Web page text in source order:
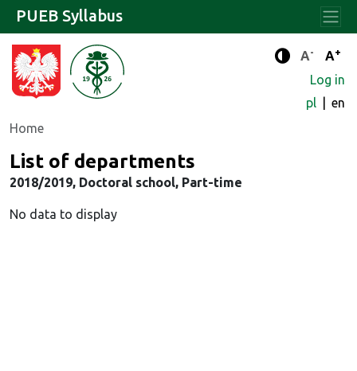
Enhanced
A- A+
Log in
pl
en
Home
PUEB Syllabus
List of departments
2018/2019, Doctoral school, Part-time
No data to display